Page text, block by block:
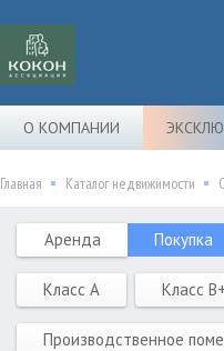
О КОМПАНИИ
Главная Каталог недвижимости
Аренда Покупка
Класс A Класс B+
Производственное